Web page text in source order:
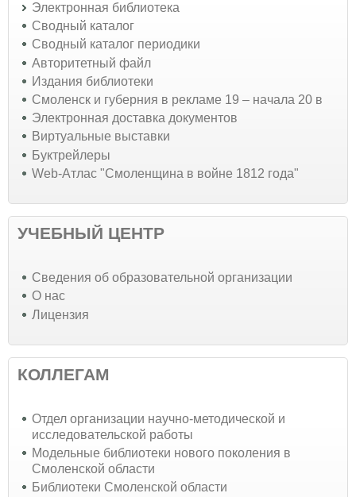
Электронная библиотека
Сводный каталог
Сводный каталог периодики
Авторитетный файл
Издания библиотеки
Смоленск и губерния в рекламе 19 – начала 20 в
Электронная доставка документов
Виртуальные выставки
Буктрейлеры
Web-Атлас "Смоленщина в войне 1812 года"
УЧЕБНЫЙ ЦЕНТР
Cведения об образовательной организации
О нас
Лицензия
КОЛЛЕГАМ
Отдел организации научно-методической и
исследовательской работы
Модельные библиотеки нового поколения в
Смоленской области
Библиотеки Смоленской области